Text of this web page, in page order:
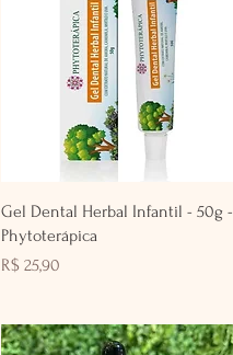
Visualização rápida
Gel Dental Herbal Infantil - 50g -
Phytoterápica
Preço
R$ 25,90